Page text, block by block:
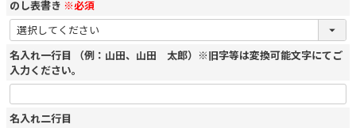
のし表書き ※必須
名入れ一行目 （例：山田、山田 太郎）※旧字等は変換可能文字にてご
入力ください。
名入れ二行目